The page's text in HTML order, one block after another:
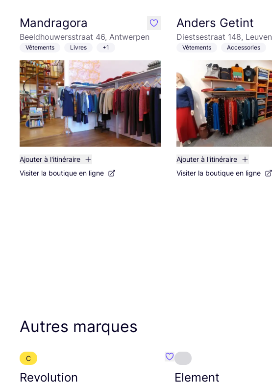
Mandragora
Beeldhouwersstraat 46, Antwerpen
Vêtements Livres +1
Ajouter à l'itinéraire
Visiter la boutique en ligne
like Anders Getint
Diestsestraat 148, Leuven
Vêtements Accessories
Ajouter à l'itinéraire
Visiter la boutique en ligne
Autres marques
C
Revolution
Préféré {nom}
Element